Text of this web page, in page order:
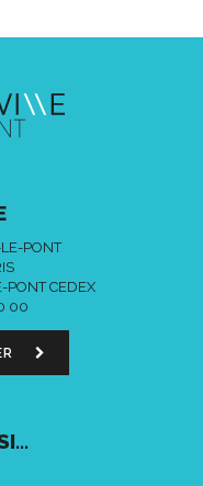
PONT
PONT CEDEX
00